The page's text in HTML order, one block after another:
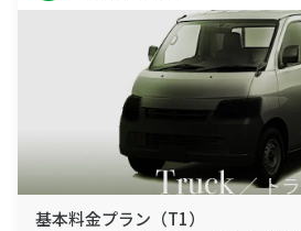
基本料金プラン（T1）